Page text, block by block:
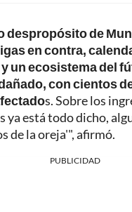
despropósito de
en contra,
un ecosistema del
con cientos
s. Sobre los
ya está todo dicho,
de la oreja'", afirmó.
PUBLICIDAD